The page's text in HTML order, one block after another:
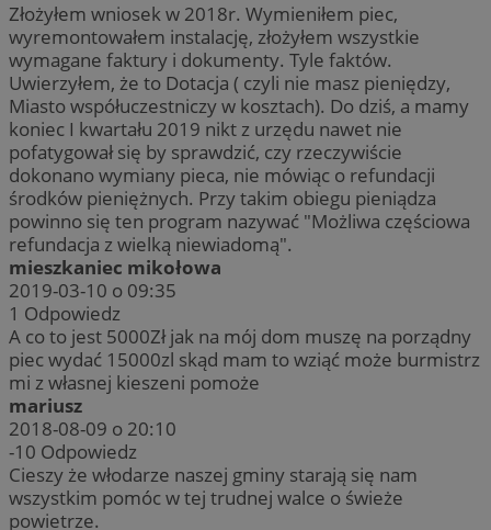
Złożyłem wniosek w 2018r. Wymieniłem piec,
wyremontowałem instalację, złożyłem wszystkie
wymagane faktury i dokumenty. Tyle faktów.
Uwierzyłem, że to Dotacja ( czyli nie masz pieniędzy,
Miasto współuczestniczy w kosztach). Do dziś, a mamy
koniec I kwartału 2019 nikt z urzędu nawet nie
pofatygował się by sprawdzić, czy rzeczywiście
dokonano wymiany pieca, nie mówiąc o refundacji
środków pieniężnych. Przy takim obiegu pieniądza
powinno się ten program nazywać "Możliwa częściowa
refundacja z wielką niewiadomą".
mieszkaniec mikołowa
2019-03-10 o 09:35
1 Odpowiedz
A co to jest 5000Zł jak na mój dom muszę na porządny
piec wydać 15000zl skąd mam to wziąć może burmistrz
mi z własnej kieszeni pomoże
mariusz
2018-08-09 o 20:10
-10 Odpowiedz
Cieszy że włodarze naszej gminy starają się nam
wszystkim pomóc w tej trudnej walce o świeże
powietrze.